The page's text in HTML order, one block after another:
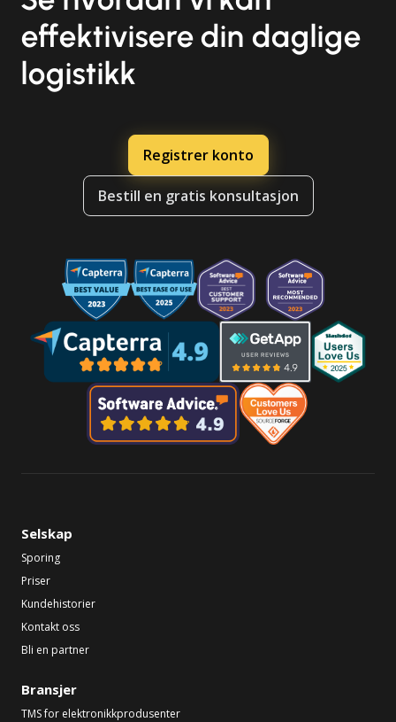
effektivisere din daglige
logistikk
Registrer konto
Bestill en gratis konsultasjon
Selskap
Sporing
Priser
Kundehistorier
Kontakt oss
Bli en partner
Bransjer
TMS for elektronikkprodusenter